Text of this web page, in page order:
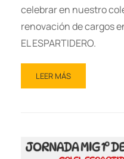
celebrar en nuestro
renovación de cargos
EL ESPARTIDERO.
LEER MÁS